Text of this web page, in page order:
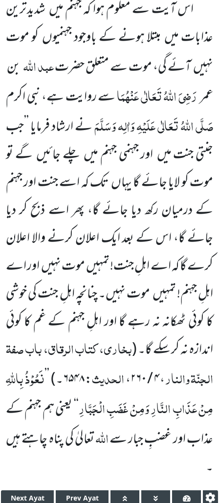
اس آیت سے معلوم ہوا کہ جہنم میںشدید ترین
عذابات میںمبتلا ہونے کے باوجود جہنمیوںکو موت
نہیںآئے گی، موت سے متعلق حضرتعبد اللّٰہ بن
عمررَضِیَ اللّٰہُ تَعَالٰی عَنْہُمَاسے روایت ہے، نبی اکرم
صَلَّی اللّٰہُ تَعَالٰی عَلَیْہِ وَاٰلِہ وَسَلَّمَنے ارشاد فرمایا ’’جب
جنتی جنت میںاور جہنمی جہنم میںچلے جائیںگے تو
موت کو لایا جائے گا یہاںتک کہ اسے جنت اور جہنم
کے درمیان رکھ دیا جائے گا، پھر اسے ذبح کر دیا
جائے گا، اس کے بعد ایک اعلان کرنے والا اعلان
کرے گا کہ اےاہلِ جنت! تمہیںموت نہیںاور اے
اہلِ جہنم! تمہیںموت نہیں۔ چنانچہ اہلِ جنت کی خوشی
کا کوئی ٹھکانہ نہ رہے گا اور اہلِ جہنمکے غم کا کوئی
اندازہ نہ کر سکے گا۔(بخاری، کتاب الرقاق، باب صفۃ
الجنّۃ والنار، ۴ / ۲۶۰، الحدیث: ۶۵۴۸۔ )
’’نَعُوْذُ بِاللّٰہِ
مِنْ عَذَابِ النَّارِ وَمِنْ غَضَبِ الْجَبَّارِ‘‘ یعنی ہم جہنم کے
عذاب اور غضبِ جبار سےاللّٰہتعالیٰ کی پناہ چاہتے ہیں
۔
Next Ayat Prev Ayat